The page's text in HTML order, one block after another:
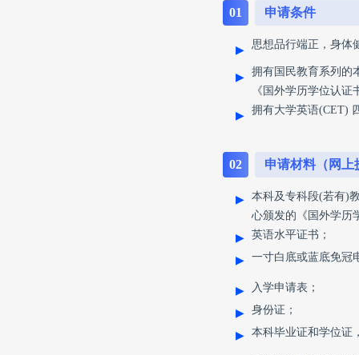
01 申请条件
▶ 思想品行端正，身体
▶ 拥有国民教育系列的
《国外学历学位认证
▶ 拥有大学英语(CET)
02 申请材料（网上
▶ 本科及专科段(若有)
心颁发的《国外学历
▶ 英语水平证书；
▶ 一寸白底或蓝底免冠
▶ 入学申请表；
▶ 身份证；
▶ 本科毕业证和学位证